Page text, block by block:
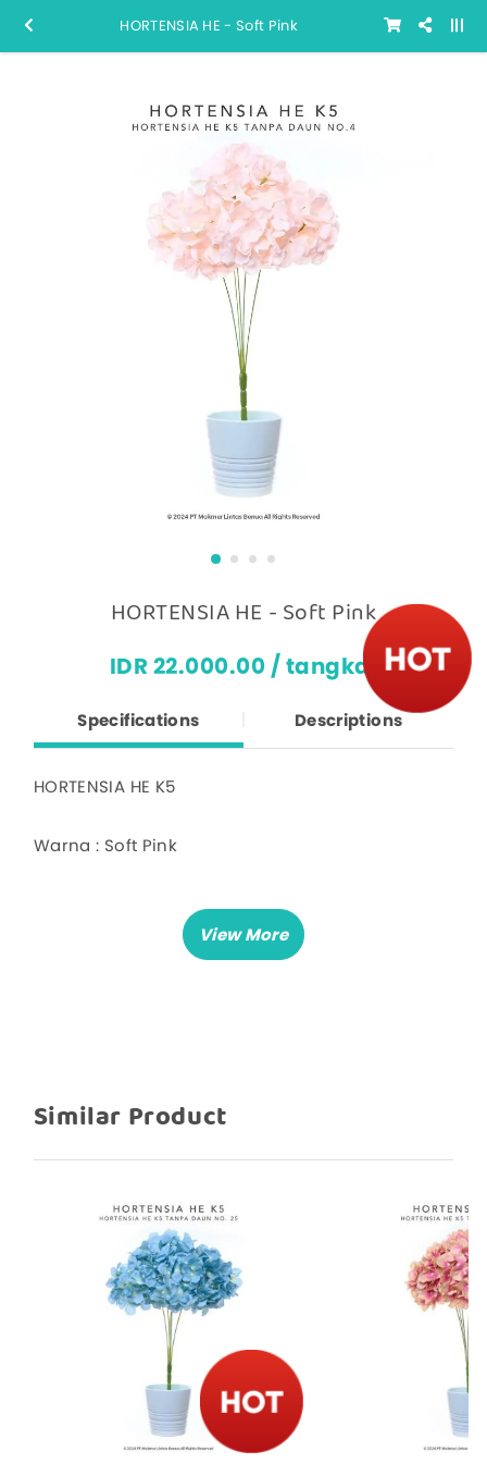
HORTENSIA HE - Soft Pink
HORTENSIA HE - Soft Pink
IDR 22.000.00 / tangkai
Specifications Descriptions
HORTENSIA HE K5
Warna : Soft Pink
1 tangkai ada 5 cabang
Tinggi kurleb 45 cm
Best Seller hortensia HE, termasuk dalam
kategori bunga artificial hortensia yang
harganya terjangkau atau murah,
warna, keindahan, dan volume dekorasi
Similar Product